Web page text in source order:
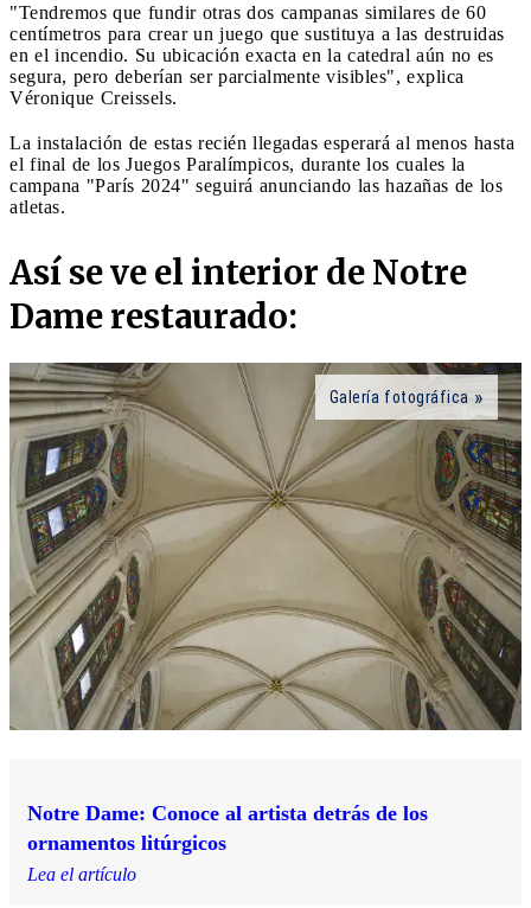
"Tendremos que fundir otras dos campanas similares de 60
centímetros para crear un juego que sustituya a las destruidas
en el incendio. Su ubicación exacta en la catedral aún no es
segura, pero deberían ser parcialmente visibles", explica
Véronique Creissels.
La instalación de estas recién llegadas esperará al menos hasta
el final de los Juegos Paralímpicos, durante los cuales la
campana "París 2024" seguirá anunciando las hazañas de los
atletas.
Así se ve el interior de Notre
Dame restaurado:
Galería fotográfica
Notre Dame: Conoce al artista detrás de los
ornamentos litúrgicos
Lea el artículo